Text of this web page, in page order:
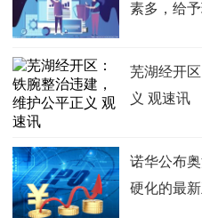
素多，给
芜湖经开
义 观速讯
诺华公布
硬化的最